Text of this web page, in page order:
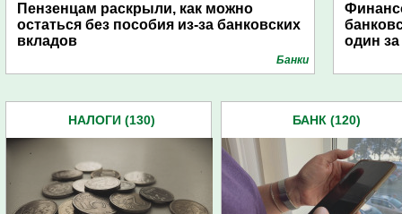
Пензенцам раскрыли, как можно
остаться без пособия из-за банковских
вкладов
Банки
один
НАЛОГИ (130) БАНК (120)